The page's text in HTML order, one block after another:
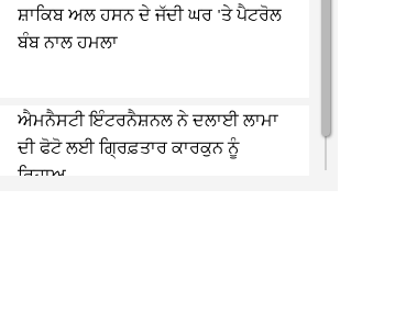
ਸ਼ਾਕਿਬ ਅਲ ਹਸਨ ਦੇ ਜੱਦੀ ਘਰ 'ਤੇ ਪੈਟਰੋਲ
ਬੰਬ ਨਾਲ ਹਮਲਾ
ਐਮਨੈਸਟੀ ਇੰਟਰਨੈਸ਼ਨਲ ਨੇ ਦਲਾਈ ਲਾਮਾ
ਦੀ ਫੋਟੋ ਲਈ ਗ੍ਰਿਫ਼ਤਾਰ ਕਾਰਕੁਨ ਨੂੰ
ਰਿਹਾਅ...